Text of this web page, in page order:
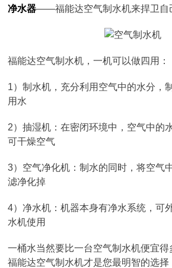
净水器——福能达空气制水机来捍卫自
福能达空气制水机，一机可以做四用：
1）制水机，充分利用空气中的水分，
用水
2）抽湿机：在密闭环境中，空气中的
可干燥空气
3）空气净化机：制水的同时，将空气
滤净化掉
4）净水机：机器本身有净水系统，可
水机使用
一桶水当然要比一台空气制水机便宜得
福能达空气制水机才是您最明智的选择